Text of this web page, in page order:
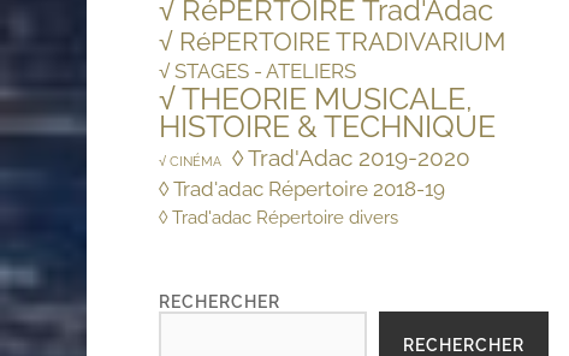
√ RéPERTOIRE Trad'Adac
√ RéPERTOIRE TRADIVARIUM
√ STAGES - ATELIERS
√ THEORIE MUSICALE,
HISTOIRE & TECHNIQUE
√ CINÉMA ◊ Trad'Adac 2019-2020
◊ Trad'adac Répertoire 2018-19
◊ Trad'adac Répertoire divers
RECHERCHER
RECHERCHER